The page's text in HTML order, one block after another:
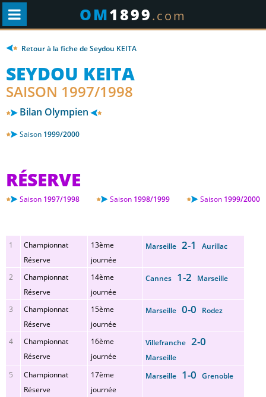
OM1899.com
Retour à la fiche de Seydou KEITA
SEYDOU KEITA
SAISON 1997/1998
Bilan Olympien
Saison 1999/2000
RÉSERVE
Saison 1997/1998 Saison1998/1999 Saison1999/2000
1
Championnat
Réserve
13ème
journée
Marseille 2-1 Aurillac
2
Championnat
Réserve
14ème
journée
Cannes 1-2 Marseille
3
Championnat
Réserve
15ème
journée
Marseille 0-0 Rodez
4
Championnat
Réserve
16ème
journée
Villefranche 2-0
Marseille
5
Championnat
Réserve
17ème
journée
Marseille 1-0 Grenoble